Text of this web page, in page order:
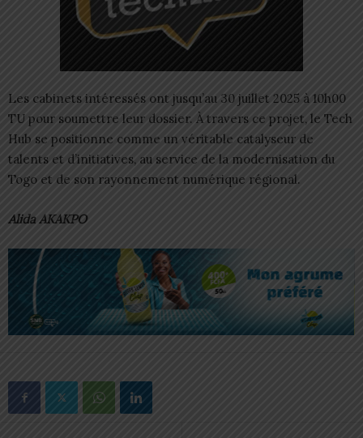
Les cabinets intéressés ont jusqu’au 30 juillet 2025 à 10h00
TU pour soumettre leur dossier. À travers ce projet, le Tech
Hub se positionne comme un véritable catalyseur de
talents et d’initiatives, au service de la modernisation du
Togo et de son rayonnement numérique régional.
Alida AKAKPO